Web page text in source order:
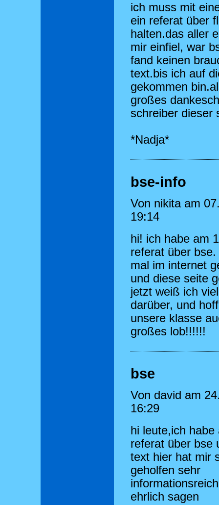
ich muss mit
ein referat über
halten.das aller
mir einfiel, war
fand keinen
text.bis ich auf
gekommen
großes
schreiber dieser
*Nadja*
bse-info
Von nikita am
19:14
hi! ich habe am
referat über
mal im internet
und diese seite
jetzt weiß ich
darüber, und
unsere klasse
großes lob!!!!!!
bse
Von david am
16:29
hi leute,ich habe
referat über bse
text hier hat mir
geholfen sehr
ehrlich sagen